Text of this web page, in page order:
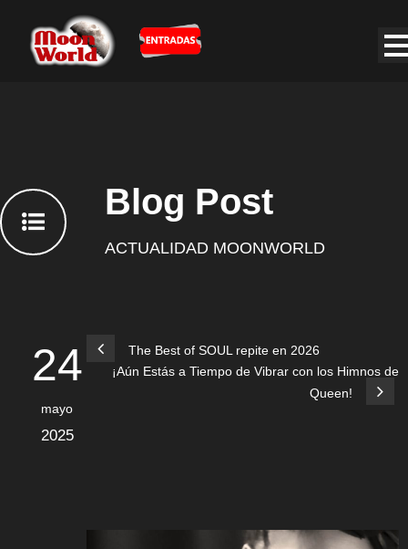
Blog Post
ACTUALIDAD MOONWORLD
24
mayo
2025
The Best of SOUL repite en 2026
¡Aún Estás a Tiempo de Vibrar con los Himnos de
Queen!